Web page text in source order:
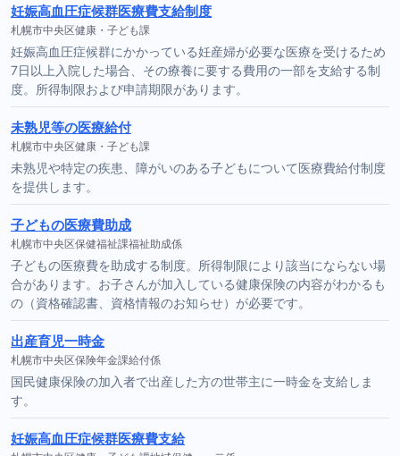
妊娠高血圧症候群医療費支給制度
札幌市中央区健康・子ども課
妊娠高血圧症候群にかかっている妊産婦が必要な医療を受けるため
7日以上入院した場合、その療養に要する費用の一部を支給する制
度。所得制限および申請期限があります。
未熟児等の医療給付
札幌市中央区健康・子ども課
未熟児や特定の疾患、障がいのある子どもについて医療費給付制度
を提供します。
子どもの医療費助成
札幌市中央区保健福祉課福祉助成係
子どもの医療費を助成する制度。所得制限により該当にならない場
合があります。お子さんが加入している健康保険の内容がわかるも
の（資格確認書、資格情報のお知らせ）が必要です。
出産育児一時金
札幌市中央区保険年金課給付係
国民健康保険の加入者で出産した方の世帯主に一時金を支給しま
す。
妊娠高血圧症候群医療費支給